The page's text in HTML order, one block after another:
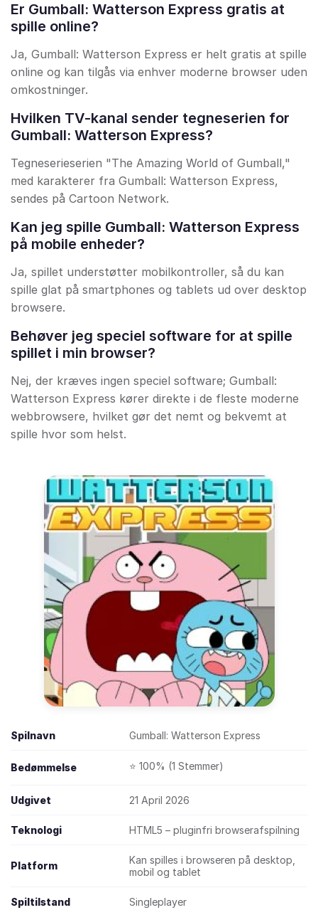
Er Gumball: Watterson Express gratis at
spille online?
Ja, Gumball: Watterson Express er helt gratis at spille
online og kan tilgås via enhver moderne browser uden
omkostninger.
Hvilken TV-kanal sender tegneserien for
Gumball: Watterson Express?
Tegneserieserien "The Amazing World of Gumball,"
med karakterer fra Gumball: Watterson Express,
sendes på Cartoon Network.
Kan jeg spille Gumball: Watterson Express
på mobile enheder?
Ja, spillet understøtter mobilkontroller, så du kan
spille glat på smartphones og tablets ud over desktop
browsere.
Behøver jeg speciel software for at spille
spillet i min browser?
Nej, der kræves ingen speciel software; Gumball:
Watterson Express kører direkte i de fleste moderne
webbrowsere, hvilket gør det nemt og bekvemt at
spille hvor som helst.
Spilnavn Gumball: Watterson Express
Bedømmelse ⭐ 100% (1 Stemmer)
Udgivet 21 April 2026
Teknologi HTML5 – pluginfri browserafspilning
Platform
Kan spilles i browseren på desktop,
mobil og tablet
Spiltilstand Singleplayer